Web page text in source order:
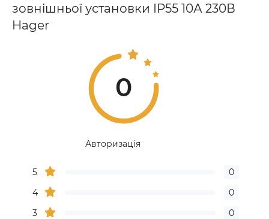
зовнішньої установки IP55 10А 230В
Hager
0
Авторизація
5
0
4
0
3
0